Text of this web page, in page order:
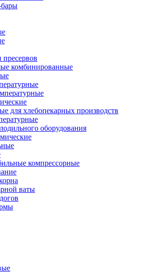
бары
комбинированные
для хлебопекарных производств
оборудования
компрессорные
ваты